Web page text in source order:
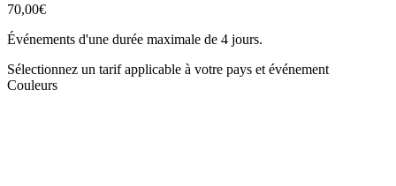
70,00€
Événements d'une durée maximale de 4 jours.
Sélectionnez un tarif applicable à votre pays et événement
Couleurs